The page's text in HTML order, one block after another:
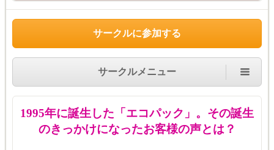
サークルに参加する
サークルメニュー
1995年に誕生した「エコパック」。その誕生
のきっかけになったお客様の声とは？